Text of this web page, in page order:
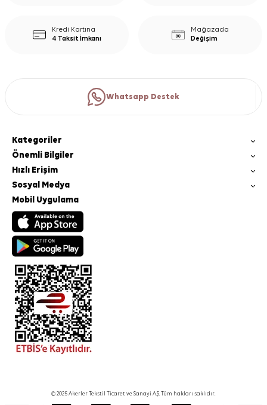
Kredi Kartına
4 Taksit İmkanı
Mağazada
Değişim
Whatsapp Destek
Kategoriler
Önemli Bilgiler
Hızlı Erişim
Sosyal Medya
Mobil Uygulama
© 2025 Akerler Tekstil Ticaret ve Sanayi A.Ş. Tüm hakları saklıdır.